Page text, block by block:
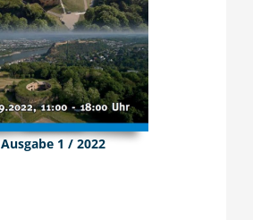
Ausgabe 1 / 2022